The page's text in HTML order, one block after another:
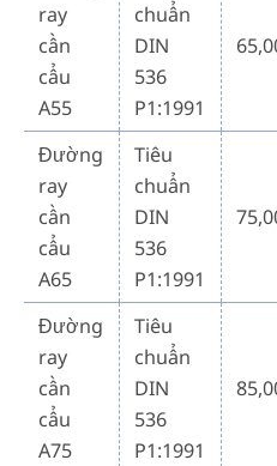
ray
cần
cẩu
A55
chuẩn
DIN
536
P1:1991
Đường
ray
cần
cẩu
A65
Tiêu
chuẩn
DIN
536
P1:1991
Đường
ray
cần
cẩu
A75
Tiêu
chuẩn
DIN
536
P1:1991